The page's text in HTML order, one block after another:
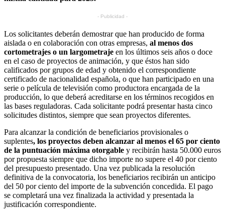
- Publicidad -
Los solicitantes deberán demostrar que han producido de forma
aislada o en colaboración con otras empresas, al menos dos
cortometrajes o un largometraje en los últimos seis años o doce
en el caso de proyectos de animación, y que éstos han sido
calificados por grupos de edad y obtenido el correspondiente
certificado de nacionalidad española, o que han participado en una
serie o película de televisión como productora encargada de la
producción, lo que deberá acreditarse en los términos recogidos en
las bases reguladoras. Cada solicitante podrá presentar hasta cinco
solicitudes distintos, siempre que sean proyectos diferentes.
Para alcanzar la condición de beneficiarios provisionales o
suplentes, los proyectos deben alcanzar al menos el 65 por ciento
de la puntuación máxima otorgable y recibirán hasta 50.000 euros
por propuesta siempre que dicho importe no supere el 40 por ciento
del presupuesto presentado. Una vez publicada la resolución
definitiva de la convocatoria, los beneficiarios recibirán un anticipo
del 50 por ciento del importe de la subvención concedida. El pago
se completará una vez finalizada la actividad y presentada la
justificación correspondiente.